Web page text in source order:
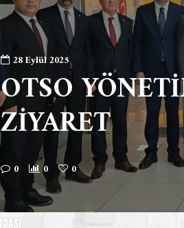
28 Eylül 2025
OTSO
ZİYARET
0 0 0